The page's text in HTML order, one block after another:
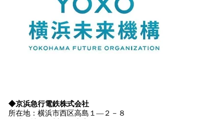
◆京浜急行電鉄株式会社
所在地：横浜市西区高島１―２－８